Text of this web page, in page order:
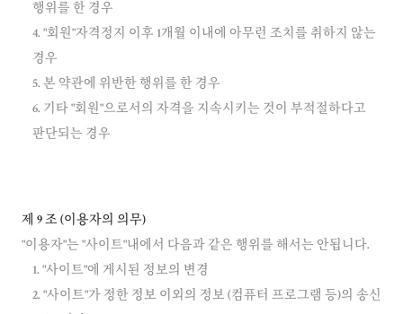
행위를 한 경우
4. "회원"자격정지 이후 1개월 이내에 아무런 조치를 취하지 않는
경우
5. 본 약관에 위반한 행위를 한 경우
6. 기타 "회원"으로서의 자격을 지속시키는 것이 부적절하다고
제 9 조 (이용자의 의무)
1. "사이트"에 게시된 정보의 변경
2. "사이트"가 정한 정보 이외의 정보 (컴퓨터 프로그램 등)의 송신